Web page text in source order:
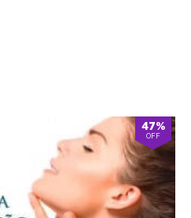
47%
OFF